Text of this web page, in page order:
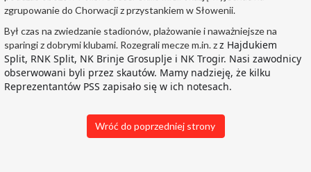
zgrupowanie do Chorwacji z przystankiem w Słowenii.
Był czas na zwiedzanie stadionów, plażowanie i naważniejsze na
sparingi z dobrymi klubami. Rozegrali mecze m.in. zz Hajdukiem
Split, RNK Split, NK Brinje Grosuplje i NK Trogir. Nasi zawodnicy
obserwowani byli przez skautów. Mamy nadzieję, że kilku
Reprezentantów PSS zapisało się w ich notesach.
Wróć do poprzedniej strony